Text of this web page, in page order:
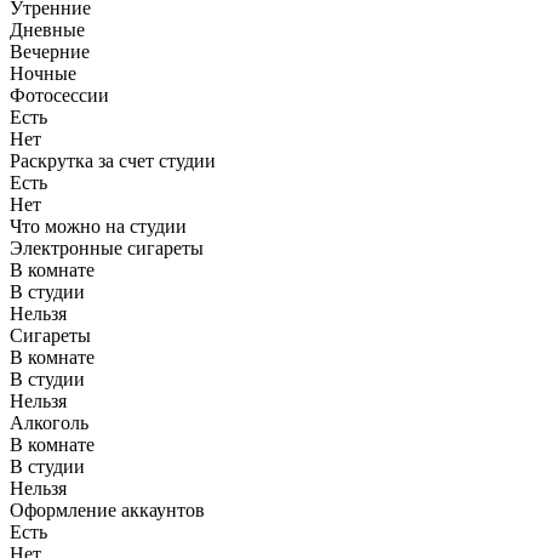
Утренние
Дневные
Вечерние
Ночные
Фотосессии
Есть
Нет
Раскрутка за счет студии
Есть
Нет
Что можно на студии
Электронные сигареты
В комнате
В студии
Нельзя
Сигареты
В комнате
В студии
Нельзя
Алкоголь
В комнате
В студии
Нельзя
Оформление аккаунтов
Есть
Нет